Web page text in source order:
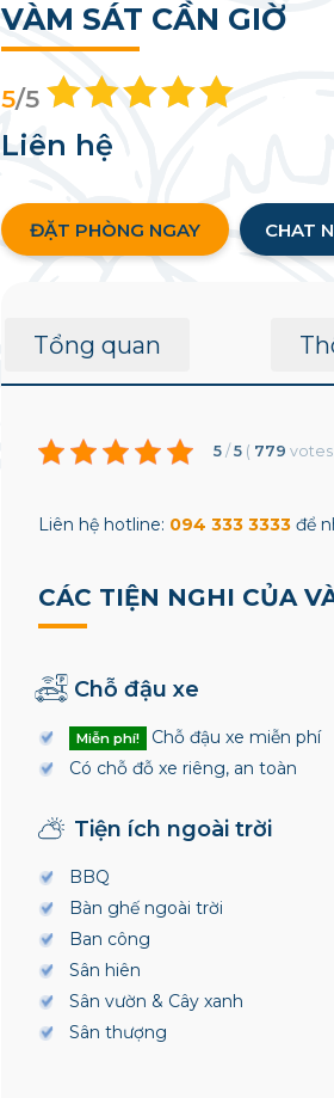
VÀM SÁT CẦN GIỜ
5/5
Liên hệ
ĐẶT PHÒNG NGAY CHAT
Tổng quan
5 / 5 ( 779 votes
Liên hệ hotline: 094 333 3333để
CÁC TIỆN NGHI CỦA
Chỗ đậu xe
Miễn phí!
Chỗ đậu xe miễn phí
Có chỗ đỗ xe riêng, an toàn
Tiện ích ngoài trời
BBQ
Bàn ghế ngoài trời
Ban công
Sân hiên
Sân vườn & Cây xanh
Sân thượng